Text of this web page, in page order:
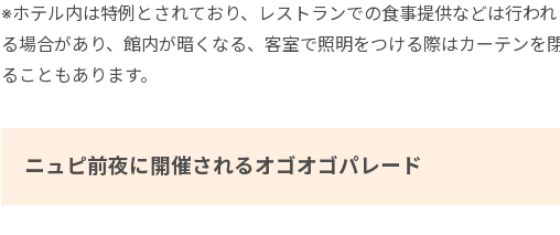
※ホテル内は特例とされており、レストランでの食事提供などは行わ
る場合があり、館内が暗くなる、客室で照明をつける際はカーテンを
ることもあります。
ニュピ前夜に開催されるオゴオゴパレード